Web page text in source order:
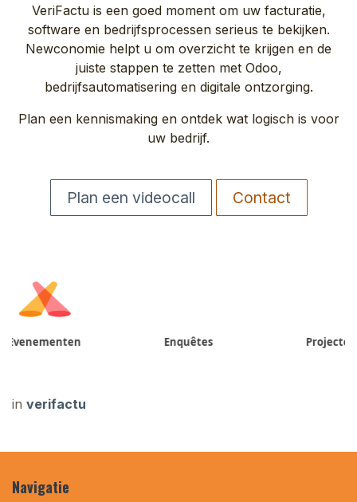
VeriFactu is een goed moment om uw facturatie,
software en bedrijfsprocessen serieus te bekijken.
Newconomie helpt u om overzicht te krijgen en de
juiste stappen te zetten met Odoo,
bedrijfsautomatisering en digitale ontzorging.
Plan een kennismaking en ontdek wat logisch is voor
uw bedrijf.
Plan een videocall Contact
in verifactu
Navigatie